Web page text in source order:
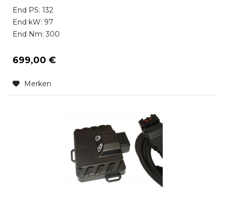
End PS: 132
End kW: 97
End Nm: 300
699,00 €
Merken